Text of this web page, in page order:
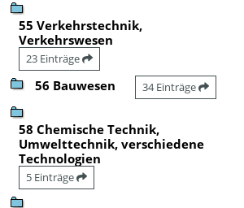
55 Verkehrstechnik,
Verkehrswesen
23 Einträge
56 Bauwesen 34 Einträge
58 Chemische Technik,
Umwelttechnik, verschiedene
Technologien
5 Einträge